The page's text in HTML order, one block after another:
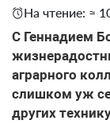
На чтение: ≈
С Геннадием
аграрного
слишком уж
других